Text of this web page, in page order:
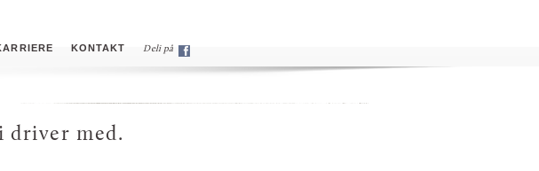
KONTAKT Deli på
driver med.